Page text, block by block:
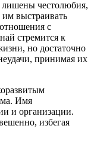
лишены честолюбия,
им выстраивать
с
стремится к
но достаточно
принимая их
Имя
и организации.
избегая